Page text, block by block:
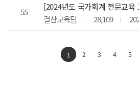
55
[2024년도 국가회계 전문교육
결산교육팀
28,109
1 2 3 4 5